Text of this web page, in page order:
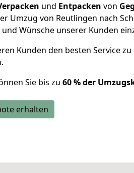
und Entpacken von
Umzug von Reutlingen nach
Wünsche unserer Kunden
Kunden den besten Service zu
Sie bis zu 60 % der
erhalten